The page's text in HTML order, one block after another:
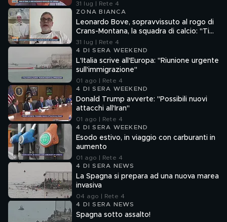
31 lug | Rete 4
ZONA BIANCA
Leonardo Bove, sopravvissuto al rogo di
Crans-Montana, la squadra di calcio: "Ti
aspettiamo"
31 lug | Rete 4
4 DI SERA WEEKEND
L'Italia scrive all'Europa: "Riunione urgente
sull'immigrazione"
01 ago | Rete 4
4 DI SERA WEEKEND
Donald Trump avverte: "Possibili nuovi
attacchi all'Iran"
01 ago | Rete 4
4 DI SERA WEEKEND
Esodo estivo, in viaggio con carburanti in
aumento
01 ago | Rete 4
4 DI SERA NEWS
La Spagna si prepara ad una nuova marea
invasiva
04 ago | Rete 4
4 DI SERA NEWS
Spagna sotto assalto!